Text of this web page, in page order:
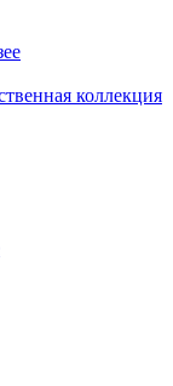
коллекция